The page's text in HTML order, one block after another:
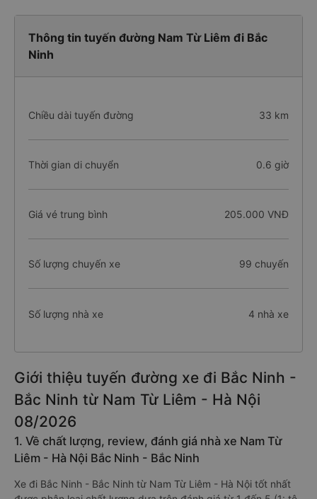
Thông tin tuyến đường Nam Từ Liêm đi Bắc
Ninh
Chiều dài tuyến đường 33 km
Thời gian di chuyển 0.6 giờ
Giá vé trung bình 205.000 VNĐ
Số lượng chuyến xe 99 chuyến
Số lượng nhà xe 4 nhà xe
Giới thiệu tuyến đường xe đi Bắc Ninh -
Bắc Ninh từ Nam Từ Liêm - Hà Nội
08/2026
1. Về chất lượng, review, đánh giá nhà xe Nam Từ
Liêm - Hà Nội Bắc Ninh - Bắc Ninh
Xe đi Bắc Ninh - Bắc Ninh từ Nam Từ Liêm - Hà Nội tốt nhất